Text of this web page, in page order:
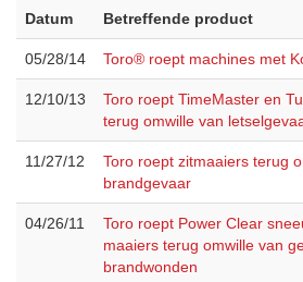
Datum
Betreffende product
05/28/14 Toro® roept machines met
12/10/13
Toro roept TimeMaster en
terug omwille van
11/27/12
Toro roept zitmaaiers terug
brandgevaar
04/26/11
Toro roept Power Clear
maaiers terug omwille van
brandwonden